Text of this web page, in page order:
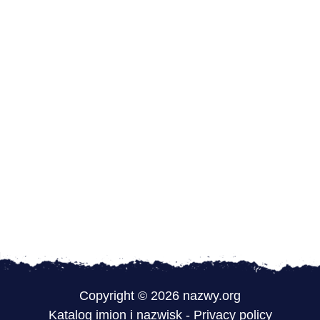
Copyright © 2026 nazwy.org
Katalog imion i nazwisk- Privacy policy